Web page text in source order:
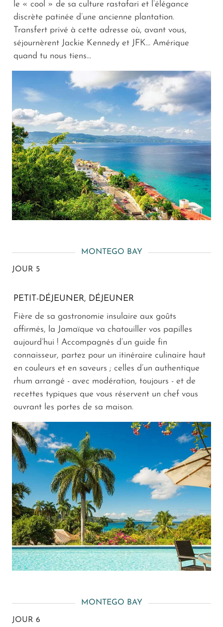
le « cool » de sa culture rastafari et l’élégance
discrète patinée d’une ancienne plantation.
Transfert privé à cette adresse où, avant vous,
séjournèrent Jackie Kennedy et JFK… Amérique
quand tu nous tiens…
MONTEGO BAY
JOUR 5
PETIT-DÉJEUNER, DÉJEUNER
Fière de sa gastronomie insulaire aux goûts
affirmés, la Jamaïque va chatouiller vos papilles
aujourd’hui ! Accompagnés d’un guide fin
connaisseur, partez pour un itinéraire culinaire haut
en couleurs et en saveurs ; celles d’un authentique
rhum arrangé - avec modération, toujours - et de
recettes typiques que vous réservent un chef vous
ouvrant les portes de sa maison.
MONTEGO BAY
JOUR 6